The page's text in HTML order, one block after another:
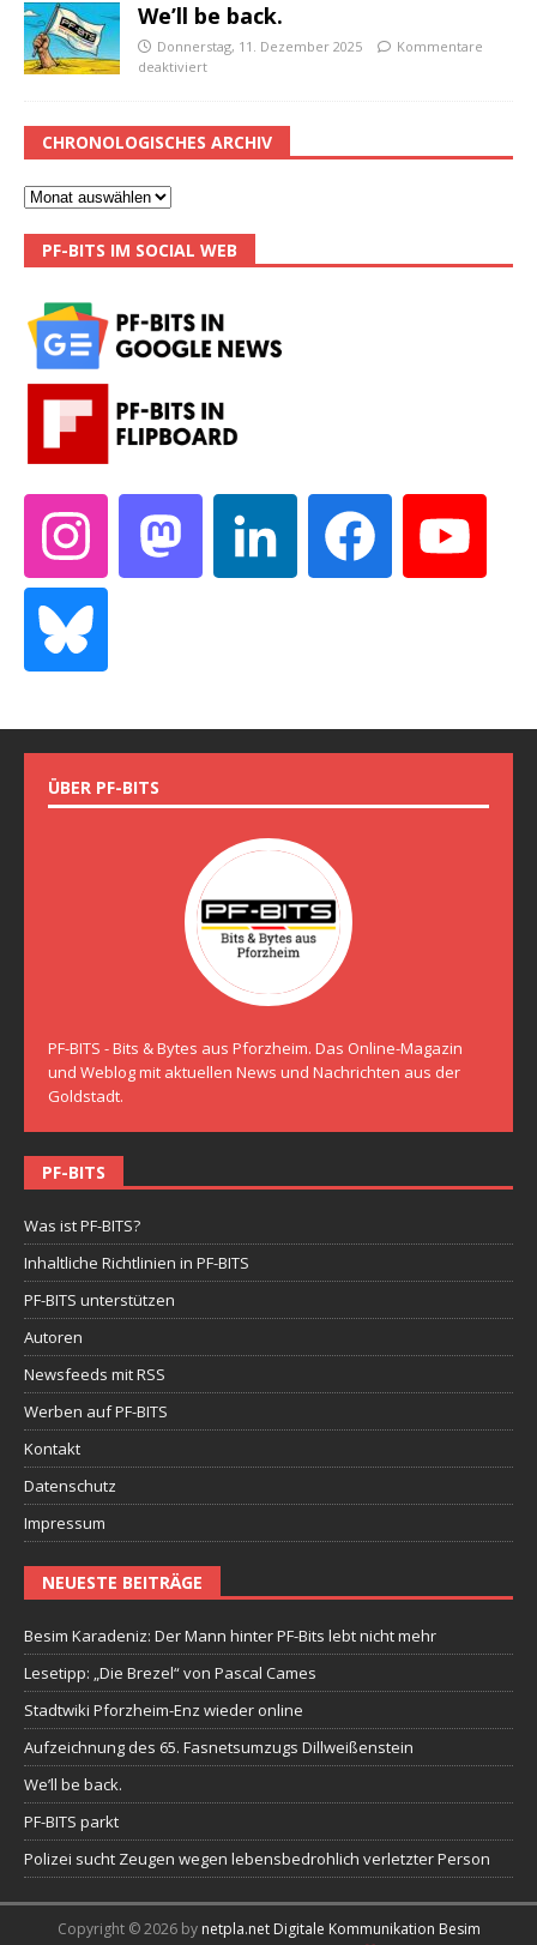
We’ll be back.
Donnerstag, 11. Dezember 2025
Kommentare
deaktiviert
CHRONOLOGISCHES ARCHIV
PF-BITS IM SOCIAL WEB
ÜBER PF-BITS
PF-BITS - Bits & Bytes aus Pforzheim. Das Online-Magazin
und Weblog mit aktuellen News und Nachrichten aus der
Goldstadt.
PF-BITS
Was ist PF-BITS?
Inhaltliche Richtlinien in PF-BITS
PF-BITS unterstützen
Autoren
Newsfeeds mit RSS
Werben auf PF-BITS
Kontakt
Datenschutz
Impressum
NEUESTE BEITRÄGE
Besim Karadeniz: Der Mann hinter PF-Bits lebt nicht mehr
Lesetipp: „Die Brezel“ von Pascal Cames
Stadtwiki Pforzheim-Enz wieder online
Aufzeichnung des 65. Fasnetsumzugs Dillweißenstein
We’ll be back.
PF-BITS parkt
Polizei sucht Zeugen wegen lebensbedrohlich verletzter Person
Copyright © 2026 by netpla.net Digitale Kommunikation Besim